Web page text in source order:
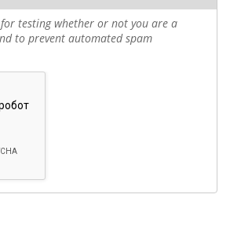
testing whether or not you are a
to prevent automated spam